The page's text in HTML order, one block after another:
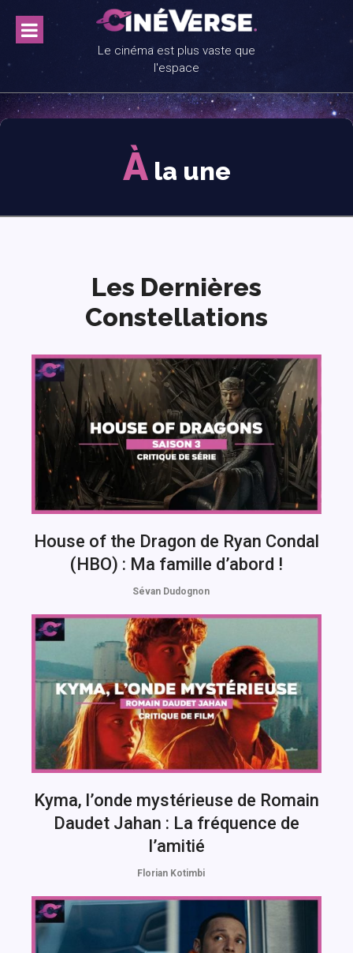
content
Le cinéma est plus vaste que
l'espace
Àla une
Les Dernières
Constellations
House of the Dragon de Ryan Condal
(HBO) : Ma famille d’abord !
Sévan Dudognon
Kyma, l’onde mystérieuse de Romain
Daudet Jahan : La fréquence de
l’amitié
Florian Kotimbi